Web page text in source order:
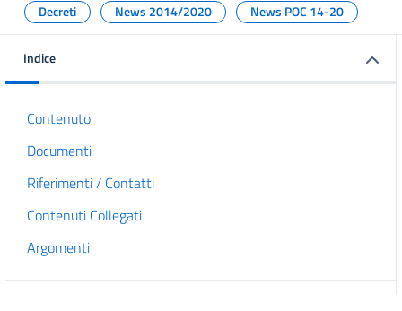
Decreti News 2014/2020 News POC 14-20
Indice
Contenuto
Documenti
Riferimenti / Contatti
Contenuti Collegati
Argomenti